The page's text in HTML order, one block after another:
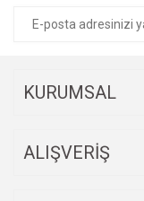
KURUMSAL
ALIŞVERİŞ